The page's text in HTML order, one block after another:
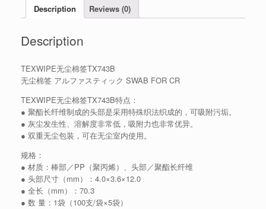
Description Reviews (0)
Description
TEXWIPE无尘棉签TX743B
无尘棉签 アルファスティック SWAB FOR CR
TEXWIPE无尘棉签TX743B特点：
● 聚酯长纤维制成的头部是采用特殊织法织成的，可吸附污垢。
● 灰尘发生性、溶解度非常低，吸附力也非常优异。
● 双重无尘包装，可在无尘室内使用。
规格：
● 材质：棒部／PP（聚丙烯）、头部／聚酯长纤维
● 头部尺寸（mm）：4.0×3.6×12.0
● 全长（mm）：70.3
● 数 量：1袋（100支/袋×5袋）